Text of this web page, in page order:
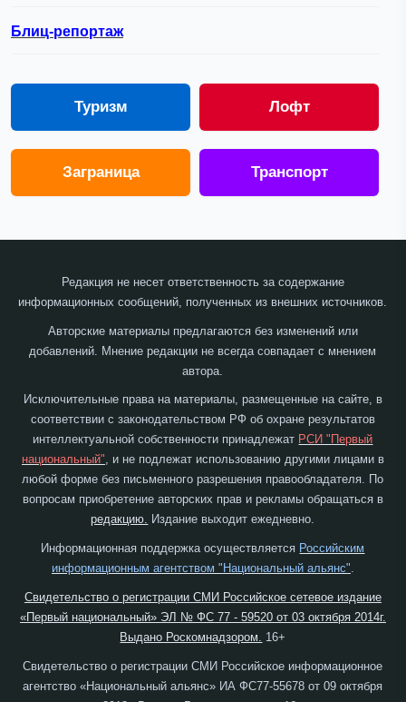
Блиц-репортаж
Туризм Лофт
Заграница Транспорт
Редакция не несет ответственность за содержание
информационных сообщений, полученных из внешних источников.
Авторские материалы предлагаются без изменений или
добавлений. Мнение редакции не всегда совпадает с мнением
автора.
Исключительные права на материалы, размещенные на сайте, в
соответствии с законодательством РФ об охране результатов
интеллектуальной собственности принадлежат РСИ "Первый
национальный", и не подлежат использованию другими лицами в
любой форме без письменного разрешения правообладателя. По
вопросам приобретение авторских прав и рекламы обращаться в
редакцию. Издание выходит ежедневно.
Информационная поддержка осуществляется Российским
информационным агентством "Национальный альянс".
Свидетельство о регистрации СМИ Российское сетевое издание
«Первый национальный» ЭЛ № ФС 77 - 59520 от 03 октября 2014г.
Выдано Роскомнадзором.
16+
Свидетельство о регистрации СМИ Российское информационное
агентство «Национальный альянс» ИА ФС77-55678 от 09 октября